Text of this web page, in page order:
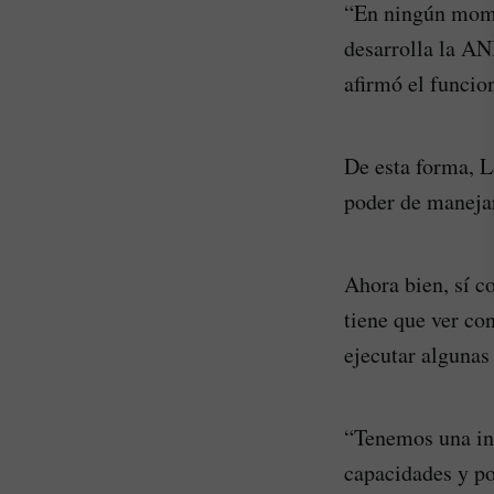
“En ningún
desarrolla la
afirmó el
De esta forma,
poder de
Ahora bien, sí
tiene que ver
ejecutar
“Tenemos una
capacidades y